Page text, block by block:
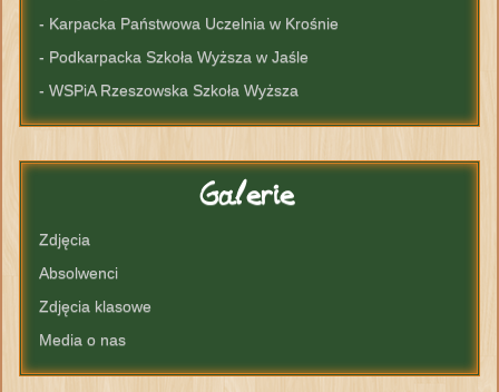
- Karpacka Państwowa Uczelnia w Krośnie
- Podkarpacka Szkoła Wyższa w Jaśle
- WSPiA Rzeszowska Szkoła Wyższa
Galerie
Zdjęcia
Absolwenci
Zdjęcia klasowe
Media o nas